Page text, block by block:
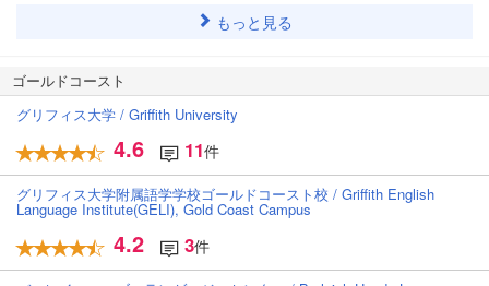
もっと見る
ゴールドコースト
グリフィス大学 / Griffith University
4.6 11件
グリフィス大学附属語学学校ゴールドコースト校 / Griffith English
Language Institute(GELI), Gold Coast Campus
4.2 3件